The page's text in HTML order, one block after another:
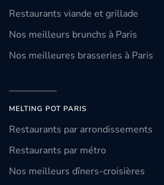
Restaurants viande et grillade
Nos meilleurs brunchs à Paris
Nos meilleures brasseries à Paris
MELTING POT PARIS
Restaurants par arrondissements
Restaurants par métro
Nos meilleurs dîners-croisières